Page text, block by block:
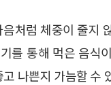
처럼 체중이 줄지
를 통해 먹은 음식
나쁜지 가늠할 수